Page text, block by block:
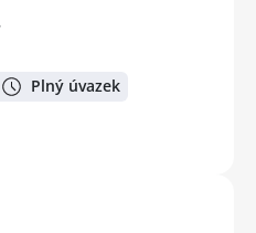
Plný úvazek